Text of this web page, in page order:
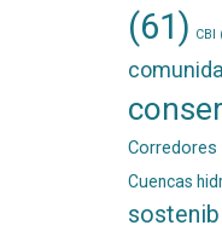
(61) CBI
Cuencas